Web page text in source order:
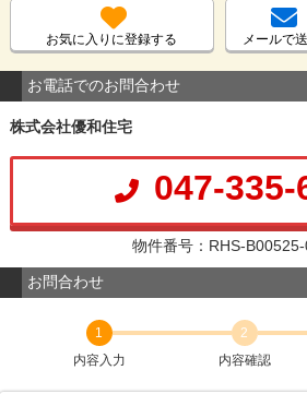
お気に入りに登録する メールで
お電話でのお問合わせ
株式会社優和住宅
047-335-
物件番号：RHS-
お問合わせ
1
内容入力
2
内容確認